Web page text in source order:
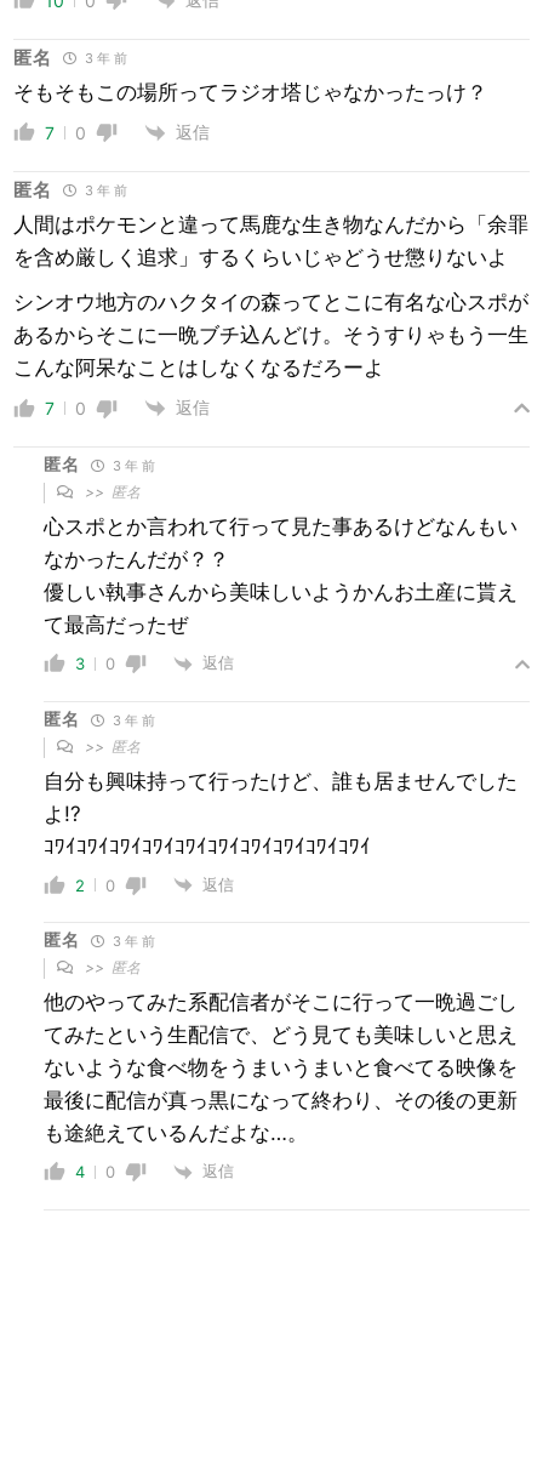
匿名 3 年 前
そもそもこの場所ってラジオ塔じゃなかったっけ？
7 0 返信
匿名 3 年 前
人間はポケモンと違って馬鹿な生き物なんだから「余罪
を含め厳しく追求」するくらいじゃどうせ懲りないよ
シンオウ地方のハクタイの森ってとこに有名な心スポが
あるからそこに一晩ブチ込んどけ。そうすりゃもう一生
こんな阿呆なことはしなくなるだろーよ
7 0 返信
匿名 3 年 前
>> 匿名
心スポとか言われて行って見た事あるけどなんもい
なかったんだが？？
優しい執事さんから美味しいようかんお土産に貰え
て最高だったぜ
3 0 返信
匿名 3 年 前
>> 匿名
自分も興味持って行ったけど、誰も居ませんでした
よ!?
ｺﾜｲｺﾜｲｺﾜｲｺﾜｲｺﾜｲｺﾜｲｺﾜｲｺﾜｲｺﾜｲｺﾜｲ
2 0 返信
匿名 3 年 前
>> 匿名
他のやってみた系配信者がそこに行って一晩過ごし
てみたという生配信で、どう見ても美味しいと思え
ないような食べ物をうまいうまいと食べてる映像を
最後に配信が真っ黒になって終わり、その後の更新
も途絶えているんだよな…。
4 0 返信